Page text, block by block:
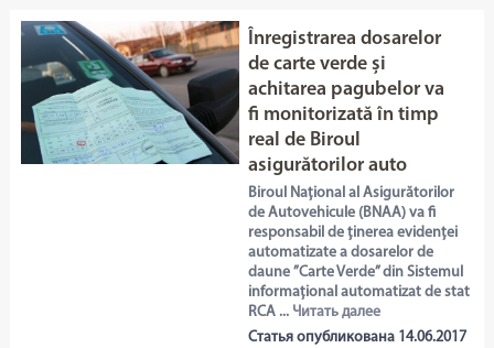
Înregistrarea dosarelor
de carte verde și
achitarea pagubelor va
fi monitorizată în timp
real de Biroul
asigurătorilor auto
Biroul Național al Asigurătorilor
de Autovehicule (BNAA) va fi
responsabil de ținerea evidenței
automatizate a dosarelor de
daune ”Carte Verde” din Sistemul
informațional automatizat de stat
RCA ... Читать далее
Статья опубликована 14.06.2017